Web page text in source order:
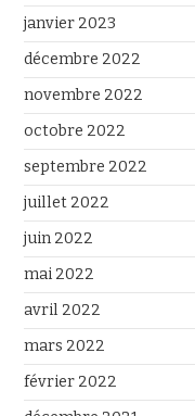
janvier 2023
décembre 2022
novembre 2022
octobre 2022
septembre 2022
juillet 2022
juin 2022
mai 2022
avril 2022
mars 2022
février 2022